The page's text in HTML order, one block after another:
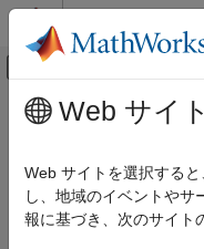
コンテンツへスキップ
オフキャン
リソース
ステータス
メインコンテンツ
Web サイ
Web サイトを選択する
し、地域のイベントやサ
報に基づき、次のサイト